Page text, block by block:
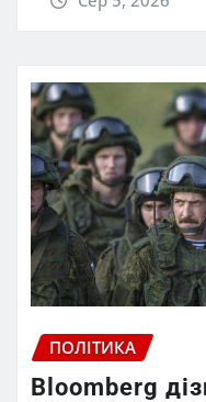
ПОЛІТИКА
Bloomberg